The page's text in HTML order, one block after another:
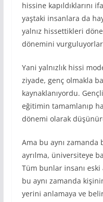
hissine kapıldıklarını
yaştaki insanlara da
yalnız hissettikleri
dönemini
Yani yalnızlık hissi
ziyade, genç olmakla
kaynaklanıyordu.
eğitimin tamamlanıp
dönemi olarak
Ama bu aynı
ayrılma, üniversiteye
Tüm bunlar insanı eski
bu aynı zamanda
yerini anlamaya ve